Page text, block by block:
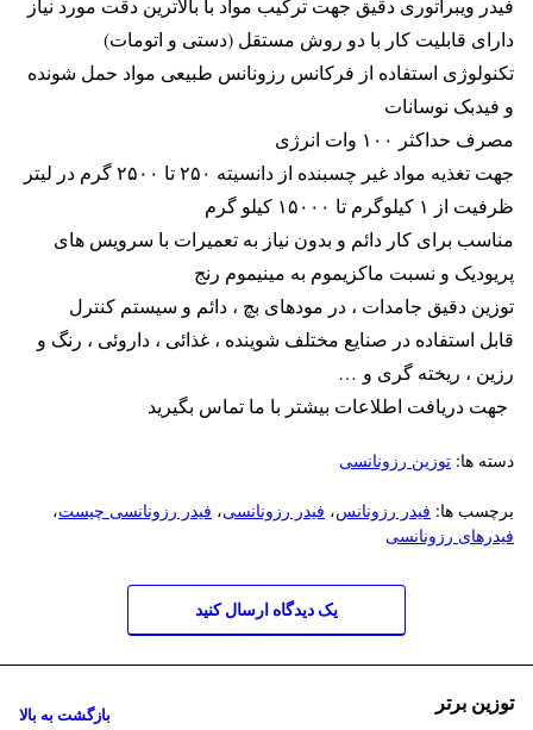
فیدر ویبراتوری دقیق جهت ترکیب مواد با بالاترین دقت مورد نیاز
دارای قابلیت کار با دو روش مستقل (دستی و اتومات)
تکنولوژی استفاده از فرکانس رزونانس طبیعی مواد حمل شونده
و فیدبک نوسانات
مصرف حداکثر ۱۰۰ وات انرژی
جهت تغذیه مواد غیر چسبنده از دانسیته ۲۵۰ تا ۲۵۰۰ گرم در لیتر
ظرفیت از ۱ کیلوگرم تا ۱۵۰۰۰ کیلو گرم
مناسب برای کار دائم و بدون نیاز به تعمیرات با سرویس های
پریودیک و نسبت ماکزیموم به مینیموم رنج
توزین دقیق جامدات ، در مودهای بچ ، دائم و سیستم کنترل
قابل استفاده در صنایع مختلف شوینده ، غذائی ، داروئی ، رنگ و
رزین ، ریخته گری و …
جهت دریافت اطلاعات بیشتر با ما تماس بگیرید
دسته ها: توزین رزونانسی
برچسب ها: فیدر رزونانس، فیدر رزونانسی، فیدر رزونانسی چیست،
فیدرهای رزونانسی
یک دیدگاه ارسال کنید
توزین برتر بازگشت به بالا